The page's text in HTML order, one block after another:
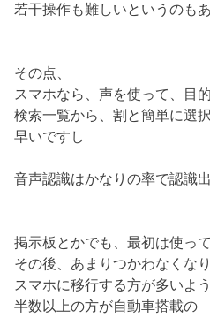
若干操作も難しいというのも
その点、
スマホなら、声を使って、目
検索一覧から、割と簡単に選
早いですし
音声認識はかなりの率で認識
掲示板とかでも、最初は使っ
その後、あまりつかわなくなり
スマホに移行する方が多いよ
半数以上の方が自動車搭載の